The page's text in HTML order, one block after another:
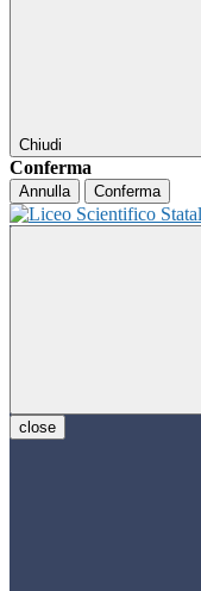
Chiudi
Conferma
Annulla Conferma
close